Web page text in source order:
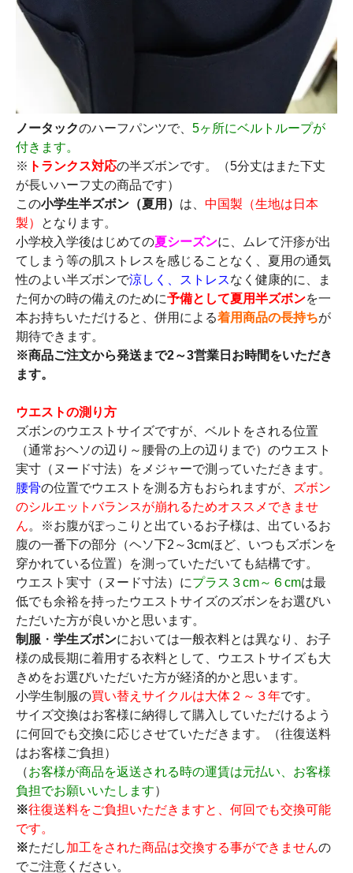
ノータックのハーフパンツで、 5ヶ所にベルトループが
付きます。
※ トランクス対応の半ズボンです。（5分丈はまた下丈
が長いハーフ丈の商品です）
この小学生半ズボン（夏用） は、 中国製（生地は日本
製）
となります。
小学校入学後はじめての夏シーズンに、ムレて汗疹が出
てしまう等の肌ストレスを感じることなく、夏用の通気
性のよい半ズボンで涼しく、ストレスなく健康的に、ま
た何かの時の備えのために予備として夏用半ズボンを一
本お持ちいただけると、併用による着用商品の長持ちが
期待できます。
※商品ご注文から発送まで2～3営業日お時間をいただき
ます。
ウエストの測り方
ズボンのウエストサイズですが、ベルトをされる位置
（通常おヘソの辺り～腰骨の上の辺りまで）のウエスト
実寸（ヌード寸法）をメジャーで測っていただきます。
腰骨の位置でウエストを測る方もおられますが、
ズボン
のシルエットバランスが崩れるためオススメできませ
ん。※お腹がぽっこりと出ているお子様は、出ているお
腹の一番下の部分（ヘソ下2～3cmほど、いつもズボンを
穿かれている位置）を測っていただいても結構です。
ウエスト実寸（ヌード寸法）にプラス３cm～６cmは最
低でも余裕を持ったウエストサイズのズボンをお選びい
ただいた方が良いかと思います。
制服 ・ 学生ズボンにおいては一般衣料とは異なり、お子
様の成長期に着用する衣料として、ウエストサイズも大
きめをお選びいただいた方が経済的かと思います。
小学生制服の買い替えサイクルは大体２～３年です。
サイズ交換はお客様に納得して購入していただけるよう
に何回でも交換に応じさせていただきます。（往復送料
はお客様ご負担）
（お客様が商品を返送される時の運賃は元払い、お客様
負担でお願いいたします）
※往復送料をご負担いただきますと、何回でも交換可能
です。
※ただし加工をされた商品は交換する事ができませんの
でご注意ください。